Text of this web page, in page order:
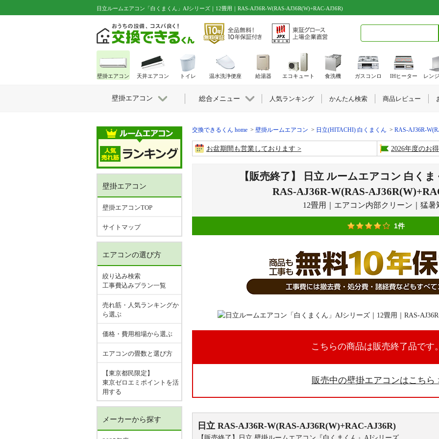
日立ルームエアコン「白くまくん」AJシリーズ｜12畳用｜RAS-AJ36R-W(RAS-AJ36R(W)+RAC-AJ36R)
交換できるくん home 壁掛ルームエアコン 日立(HITACHI) 白くまくん RAS-AJ36R-
お盆期間も営業しております 2026年度のお
【販売終了】 日立 ルームエアコン 白く
RAS-AJ36R-W(RAS-
12畳用｜エアコン内部クリーン｜猛暑
1件
こちらの商品は販売終了品です
販売中の壁掛エアコンはこちら
日立 RAS-AJ36R-W(RAS-AJ36R(W)+RAC-AJ36R)
壁掛エアコン
壁掛エアコンTOP
サイトマップ
エアコンの選び方
絞り込み検索
工事費込みプラン一覧
売れ筋・人気ランキングか
ら選ぶ
価格・費用相場から選ぶ
エアコンの畳数と選び方
【東京都民限定】
東京ゼロエミポイントを活
用する
メーカーから探す
壁掛エアコン 天井エアコン トイレ 温水洗浄便座 給湯器 エコキュート 食洗機 ガスコンロ IHヒーター レン
壁掛エアコン 総合メニュー 人気ランキング かんたん検索 商品レビュー